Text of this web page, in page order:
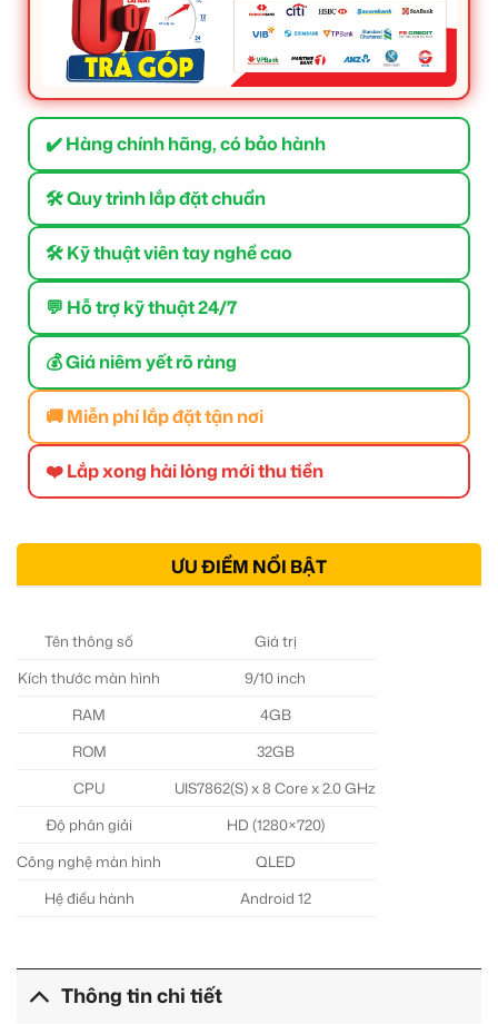
✔️ Hàng chính hãng, có bảo hành
🛠 Quy trình lắp đặt chuẩn
🛠 Kỹ thuật viên tay nghề cao
💬 Hỗ trợ kỹ thuật 24/7
💰 Giá niêm yết rõ ràng
🚚 Miễn phí lắp đặt tận nơi
❤️ Lắp xong hài lòng mới thu tiền
ƯU ĐIỂM NỔI BẬT
Tên thông số
Giá trị
Kích thước màn hình
9/10 inch
RAM
4GB
ROM
32GB
CPU
UIS7862(S) x 8 Core x 2.0 GHz
Độ phân giải
HD (1280×720)
Công nghệ màn hình
QLED
Hệ điều hành
Android 12
Thông tin chi tiết